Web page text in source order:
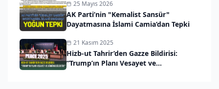
25 Mayıs 2026
AK Parti’nin "Kemalist Sansür"
Dayatmasına İslami Camia’dan Tepki
21 Kasım 2025
Hizb-ut Tahrir’den Gazze Bildirisi:
“Trump’ın Planı Vesayet ve